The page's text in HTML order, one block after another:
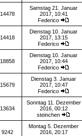
14478
Samstag 21. Januar
2017, 10:41
Federico
14418
Dienstag 10. Januar
2017, 13:15
Federico
18858
Dienstag 10. Januar
2017, 10:44
Federico
15679
Dienstag 3. Januar
2017, 10:47
Federico
13634
Sonntag 11. Dezember
2016, 00:12
steinchen
9242
Montag 5. Dezember
2016, 20:17